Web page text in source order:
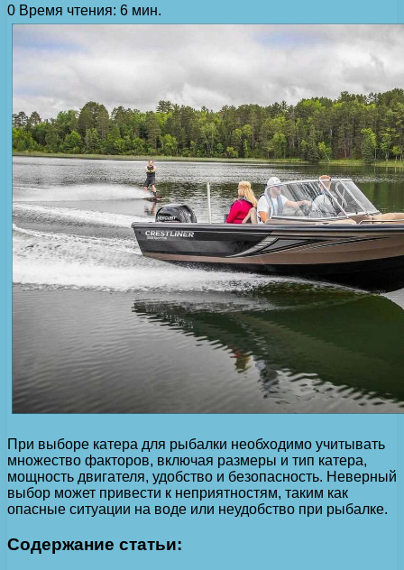
0 Время чтения: 6 мин.
При выборе катера для рыбалки необходимо учитывать
множество факторов, включая размеры и тип катера,
мощность двигателя, удобство и безопасность. Неверный
выбор может привести к неприятностям, таким как
опасные ситуации на воде или неудобство при рыбалке.
Содержание статьи: